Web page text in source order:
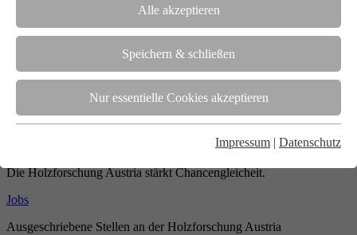
Alle akzeptieren
Speichern & schließen
Nur essentielle Cookies akzeptieren
Impressum | Datenschutz
Die Holzforschung Austria ist akkreditierte Prüf-, Inspektions- und
Team
Unsere gesamte Kompetenz ist in unseren Mitarbeiter:innen
gebündelt
Die Holzforschung Austria stärkt Chancengleicheit.
Jobs
Ausgeschriebene Stellen an der Holzforschung Austria